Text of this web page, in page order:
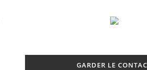
GARDER LE